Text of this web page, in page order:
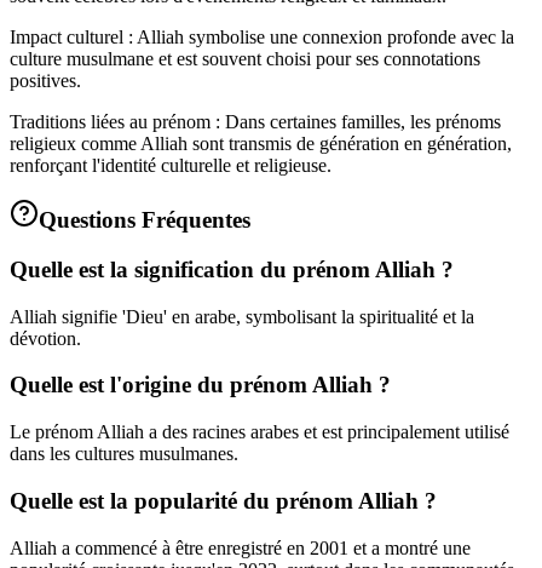
Impact culturel : Alliah symbolise une connexion profonde avec la
culture musulmane et est souvent choisi pour ses connotations
positives.
Traditions liées au prénom : Dans certaines familles, les prénoms
religieux comme Alliah sont transmis de génération en génération,
renforçant l'identité culturelle et religieuse.
Questions Fréquentes
Quelle est la signification du prénom Alliah ?
Alliah signifie 'Dieu' en arabe, symbolisant la spiritualité et la
dévotion.
Quelle est l'origine du prénom Alliah ?
Le prénom Alliah a des racines arabes et est principalement utilisé
dans les cultures musulmanes.
Quelle est la popularité du prénom Alliah ?
Alliah a commencé à être enregistré en 2001 et a montré une